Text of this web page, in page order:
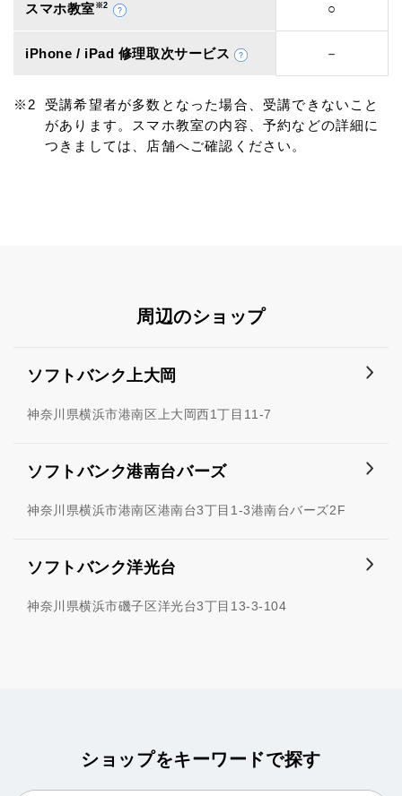
スマホ教室 ※2 ○
iPhone / iPad 修理取次サービス －
受講希望者が多数となった場合、受講できないこと
があります。スマホ教室の内容、予約などの詳細に
つきましては、店舗へご確認ください。
周辺のショップ
ソフトバンク上大岡
神奈川県横浜市港南区上大岡西1丁目11-7
ソフトバンク港南台バーズ
神奈川県横浜市港南区港南台3丁目1-3港南台バーズ2F
ソフトバンク洋光台
神奈川県横浜市磯子区洋光台3丁目13-3-104
ショップをキーワードで探す